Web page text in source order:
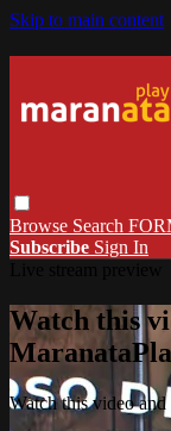
Skip to main content
Browse Search
Subscribe Sign In
Watch this
Watch this video